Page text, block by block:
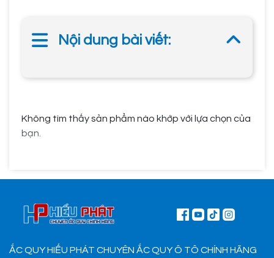
Nội dung bài viết:
Không tìm thấy sản phẩm nào khớp với lựa chọn của
bạn.
ẮC QUY HIẾU PHÁT CHUYÊN ẮC QUY Ô TÔ CHÍNH HÃNG